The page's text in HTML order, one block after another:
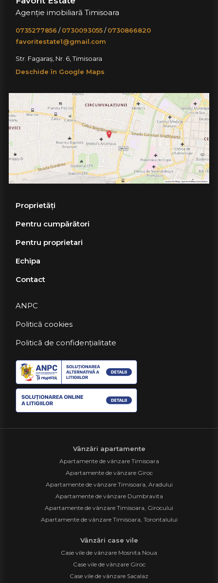
Agenție imobiliară Timisoara
0735277856 /0730093055/0730866820
favoritestate1@gmail.com
Str. Fagaraș, Nr. 6, Timisoara
Deschide în Google Maps
Proprietăți
Pentru cumpărători
Pentru proprietari
Echipa
Contact
ANPC
Politică cookies
Politică de confidențialitate
Vânzări apartamente
Apartamente de vânzare Timisoara
Apartamente de vânzare Giroc
Apartamente de vânzare Timisoara, Aradului
Apartamente de vânzare Dumbravita
Apartamente de vânzare Timisoara, Girocului
Apartamente de vânzare Timisoara, Torontalului
Vânzări case vile
Case vile de vânzare Mosnita Noua
Case vile de vânzare Giroc
Case vile de vânzare Sacalaz